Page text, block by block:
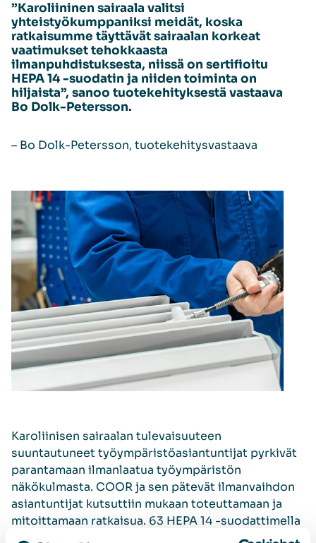
”Karoliininen sairaala valitsi
yhteistyökumppaniksi meidät, koska
ratkaisumme täyttävät sairaalan korkeat
vaatimukset tehokkaasta
ilmanpuhdistuksesta, niissä on sertifioitu
HEPA 14 -suodatin ja niiden toiminta on
hiljaista”, sanoo tuotekehityksestä vastaava
Bo Dolk-Petersson.
– Bo Dolk-Petersson, tuotekehitysvastaava
Karoliinisen sairaalan tulevaisuuteen
suuntautuneet työympäristöasiantuntijat pyrkivät
parantamaan ilmanlaatua työympäristön
näkökulmasta. COOR ja sen pätevät ilmanvaihdon
asiantuntijat kutsuttiin mukaan toteuttamaan ja
mitoittamaan ratkaisua. 63 HEPA 14 -suodattimella
varustettua
-yksikköä tilattiin ja toimitettiin